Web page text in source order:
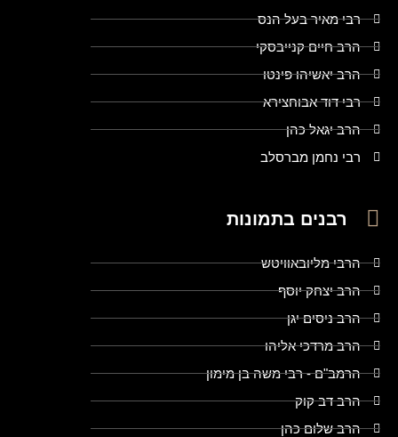
רבי מאיר בעל הנס
הרב חיים קנייבסקי
הרב יאשיהו פינטו
רבי דוד אבוחצירא
הרב יגאל כהן
רבי נחמן מברסלב
רבנים בתמונות
הרבי מליובאוויטש
הרב יצחק יוסף
הרב ניסים יגן
הרב מרדכי אליהו
הרמב"ם - רבי משה בן מימון
הרב דב קוק
הרב שלום כהן